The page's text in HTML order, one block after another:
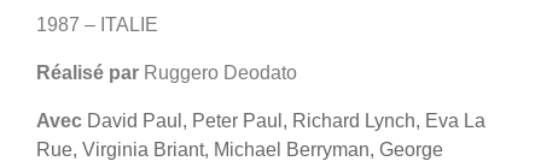
1987 – ITALIE
Réalisé par Ruggero Deodato
Avec David Paul, Peter Paul, Richard Lynch, Eva La
Rue, Virginia Briant, Michael Berryman, George